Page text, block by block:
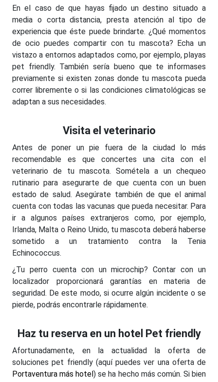
En el caso de que hayas fijado un destino situado a
media o corta distancia, presta atención al tipo de
experiencia que éste puede brindarte. ¿Qué momentos
de ocio puedes compartir con tu mascota? Echa un
vistazo a entornos adaptados como, por ejemplo, playas
pet friendly. También sería bueno que te informases
previamente si existen zonas donde tu mascota pueda
correr libremente o si las condiciones climatológicas se
adaptan a sus necesidades.
Visita el veterinario
Antes de poner un pie fuera de la ciudad lo más
recomendable es que concertes una cita con el
veterinario de tu mascota. Sométela a un chequeo
rutinario para asegurarte de que cuenta con un buen
estado de salud. Asegúrate también de que el animal
cuenta con todas las vacunas que pueda necesitar. Para
ir a algunos países extranjeros como, por ejemplo,
Irlanda, Malta o Reino Unido, tu mascota deberá haberse
sometido a un tratamiento contra la Tenia
Echinococcus.
¿Tu perro cuenta con un microchip? Contar con un
localizador proporcionará garantías en materia de
seguridad. De este modo, si ocurre algún incidente o se
pierde, podrás encontrarle rápidamente.
Haz tu reserva en un hotel Pet friendly
Afortunadamente, en la actualidad la oferta de
soluciones pet friendly (aquí puedes ver una oferta de
Portaventura más hotel) se ha hecho más común. Si bien